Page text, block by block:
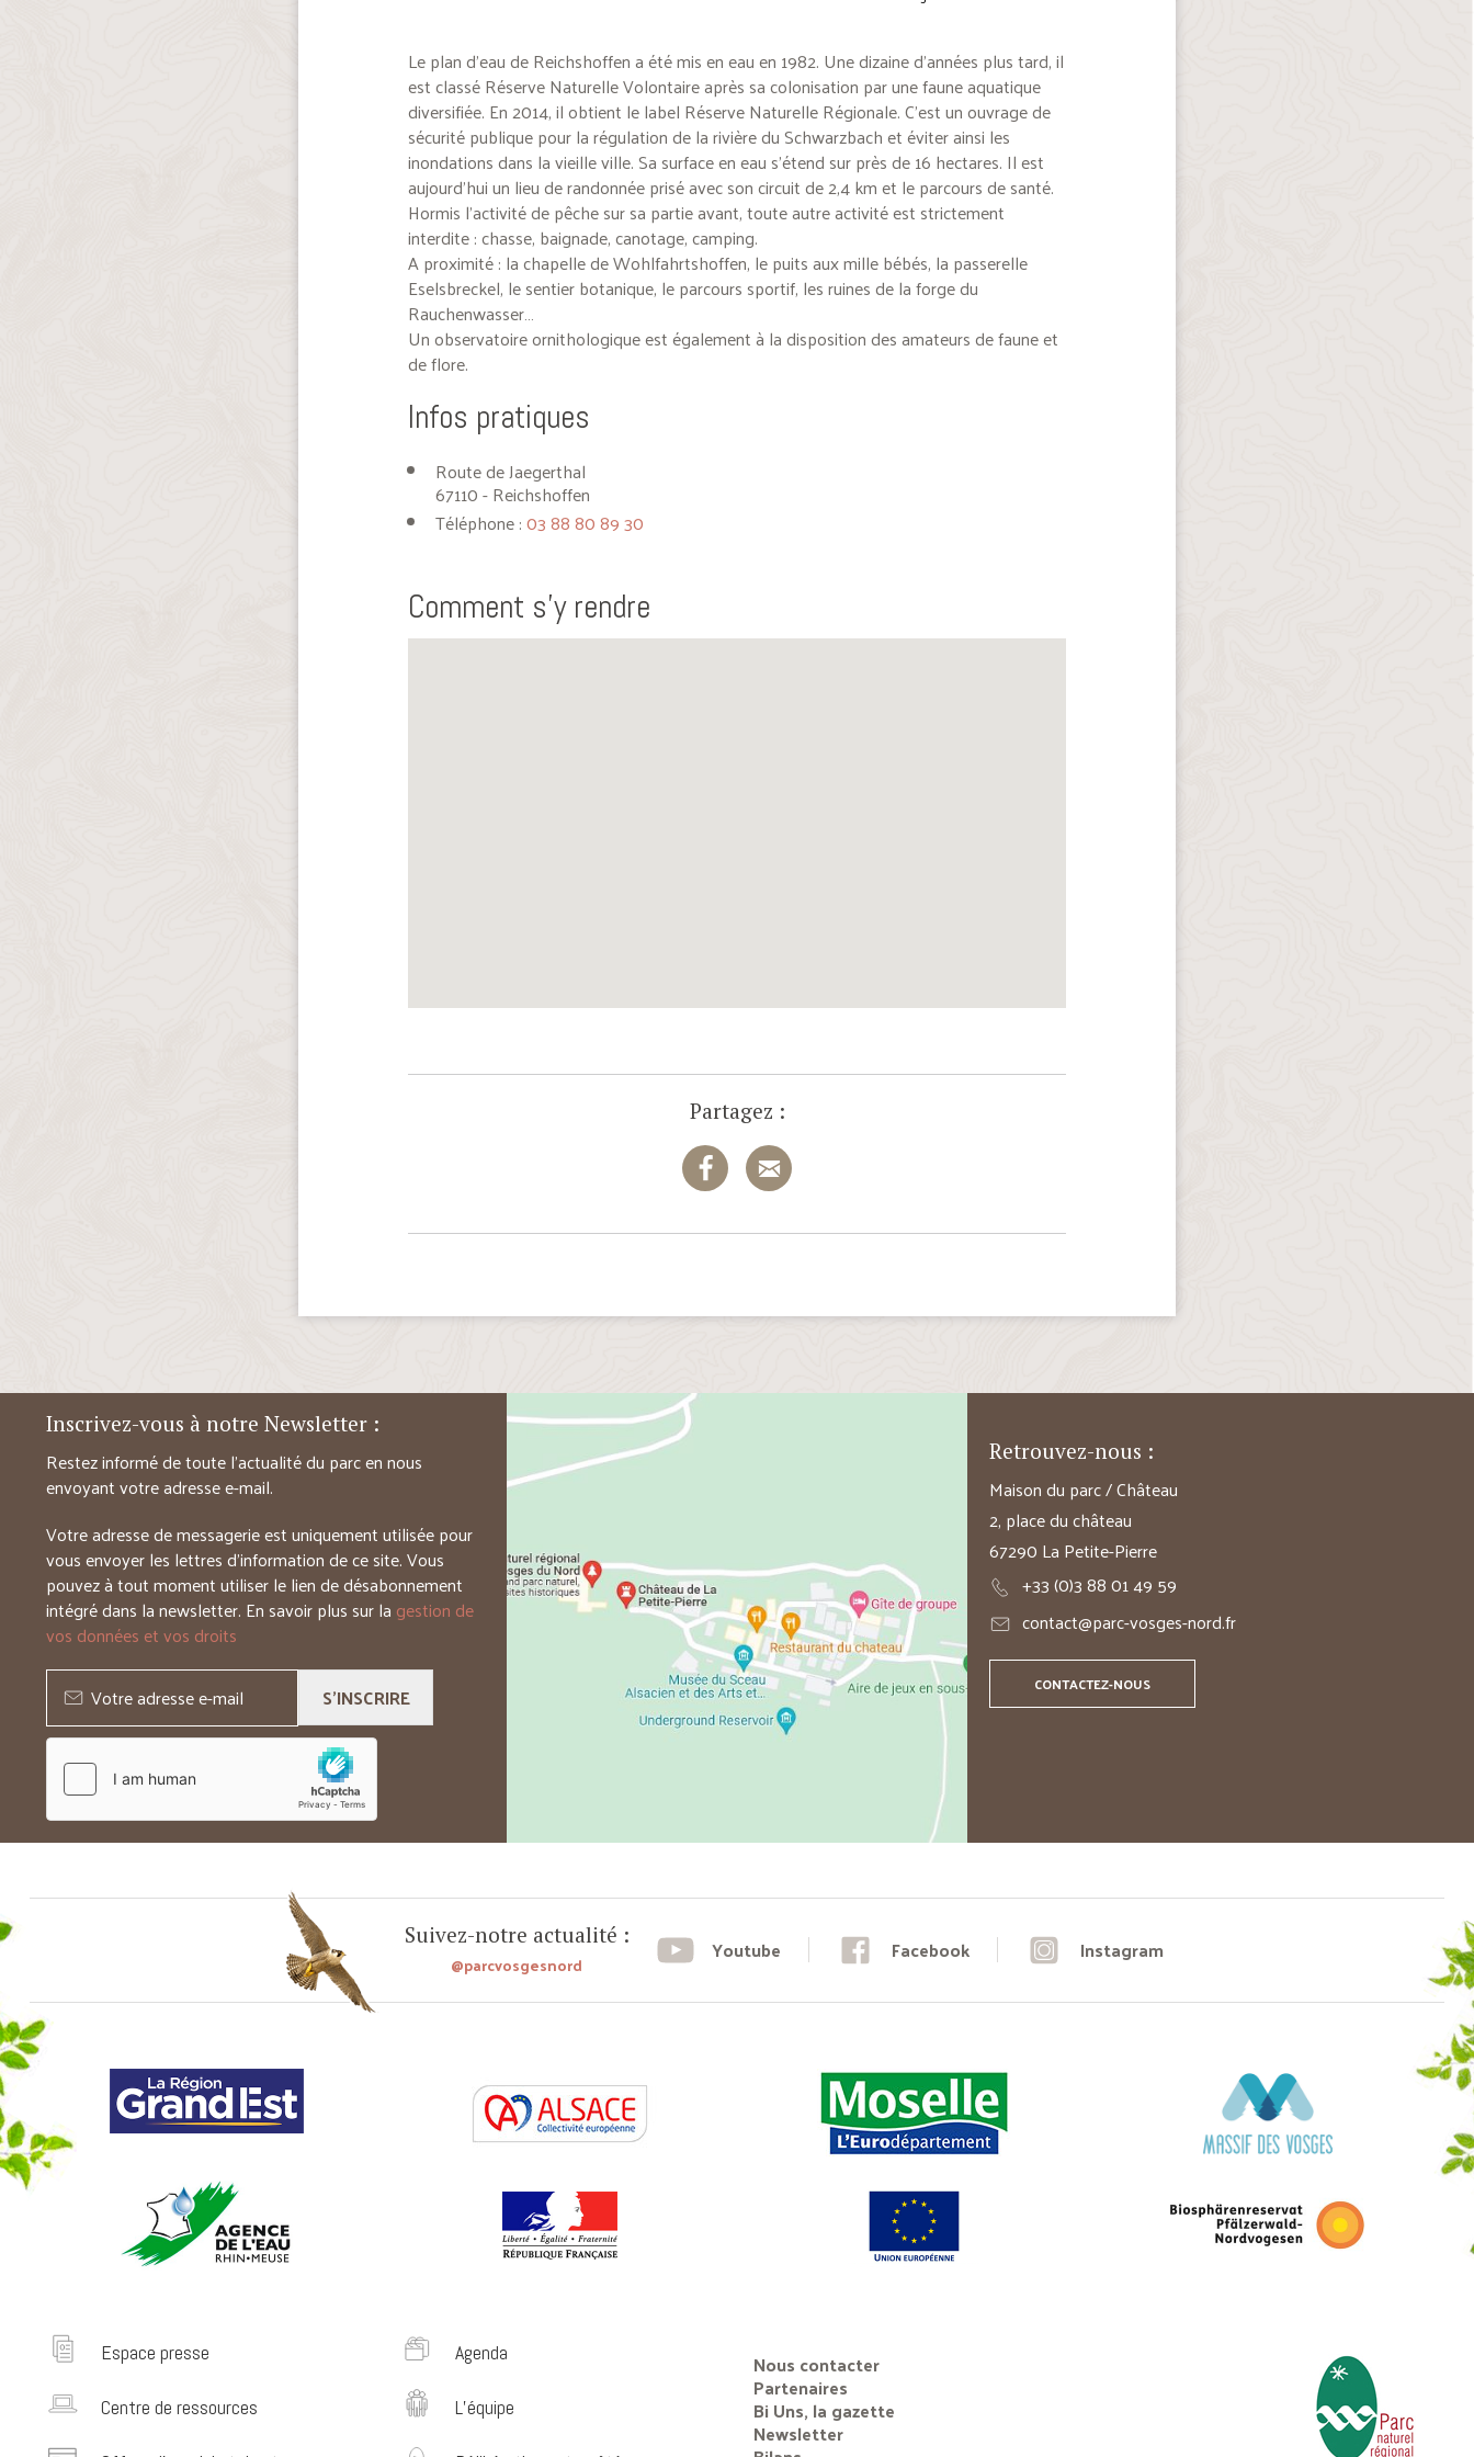
Le plan d’eau de Reichshoffen a été mis en eau en 1982. Une dizaine d’années plus tard, il
est classé Réserve Naturelle Volontaire après sa colonisation par une faune aquatique
diversifiée. En 2014, il obtient le label Réserve Naturelle Régionale. C’est un ouvrage de
sécurité publique pour la régulation de la rivière du Schwarzbach et éviter ainsi les
inondations dans la vieille ville. Sa surface en eau s’étend sur près de 16 hectares. Il est
aujourd’hui un lieu de randonnée prisé avec son circuit de 2,4 km et le parcours de santé.
Hormis l’activité de pêche sur sa partie avant, toute autre activité est strictement
interdite : chasse, baignade, canotage, camping.
A proximité : la chapelle de Wohlfahrtshoffen, le puits aux mille bébés, la passerelle
Eselsbreckel, le sentier botanique, le parcours sportif, les ruines de la forge du
Rauchenwasser…
Un observatoire ornithologique est également à la disposition des amateurs de faune et
de flore.
Infos pratiques
Route de Jaegerthal
67110 - Reichshoffen
Téléphone :03 88 80 89 30
Comment s'y rendre
Partagez :
Inscrivez-vous à notre Newsletter :
Restez informé de toute l’actualité du parc en nous
envoyant votre adresse e-mail.
Votre adresse de messagerie est uniquement utilisée pour
vous envoyer les lettres d’information de ce site. Vous
pouvez à tout moment utiliser le lien de désabonnement
intégré dans la newsletter. En savoir plus sur la gestion de
vos données et vos droits
S'INSCRIRE
Retrouvez-nous :
Maison du parc / Château
2, place du château
67290 La Petite-Pierre
+33 (0)3 88 01 49 59
contact@parc-vosges-nord.fr
CONTACTEZ-NOUS
Suivez-notre actualité :
@parcvosgesnord
Youtube Facebook Instagram
Espace presse
Centre de ressources
Agenda
L’équipe
Nous contacter
Partenaires
Bi Uns, la gazette
Newsletter